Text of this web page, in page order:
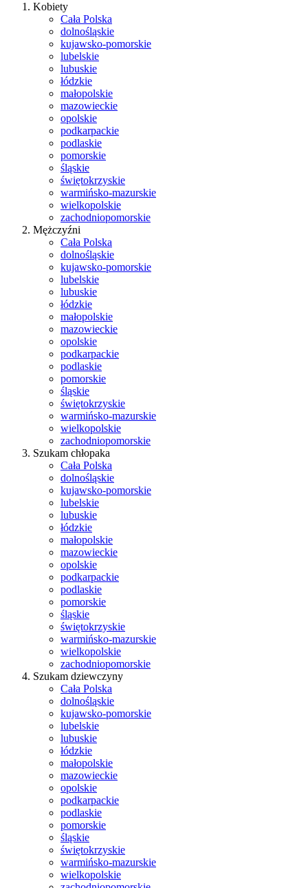
Kobiety
Cała Polska
dolnośląskie
kujawsko-pomorskie
lubelskie
lubuskie
łódzkie
małopolskie
mazowieckie
opolskie
podkarpackie
podlaskie
pomorskie
śląskie
świętokrzyskie
warmińsko-mazurskie
wielkopolskie
zachodniopomorskie
Mężczyźni
Cała Polska
dolnośląskie
kujawsko-pomorskie
lubelskie
lubuskie
łódzkie
małopolskie
mazowieckie
opolskie
podkarpackie
podlaskie
pomorskie
śląskie
świętokrzyskie
warmińsko-mazurskie
wielkopolskie
zachodniopomorskie
Szukam chłopaka
Cała Polska
dolnośląskie
kujawsko-pomorskie
lubelskie
lubuskie
łódzkie
małopolskie
mazowieckie
opolskie
podkarpackie
podlaskie
pomorskie
śląskie
świętokrzyskie
warmińsko-mazurskie
wielkopolskie
zachodniopomorskie
Szukam dziewczyny
Cała Polska
dolnośląskie
kujawsko-pomorskie
lubelskie
lubuskie
łódzkie
małopolskie
mazowieckie
opolskie
podkarpackie
podlaskie
pomorskie
śląskie
świętokrzyskie
warmińsko-mazurskie
wielkopolskie